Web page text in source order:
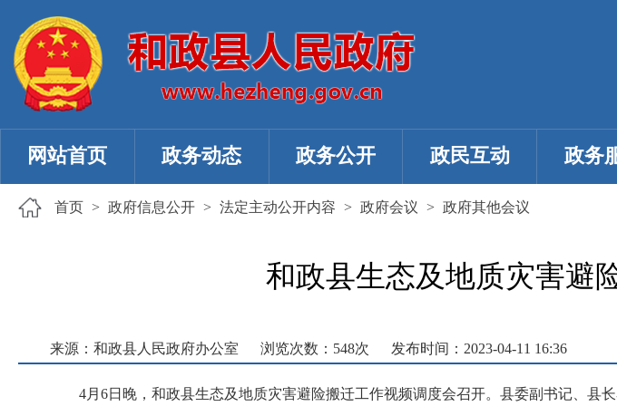
网站首页 政务动态 政务公开 政民互动 政务
首页 > 政府信息公开 > 法定主动公开内容 > 政府会议 > 政府其他会议
和政县生态及地质灾害避
来源：和政县人民政府办公室 浏览次数： 548次 发布时间：2023-04-11 16:36
4月6日晚，和政县生态及地质灾害避险搬迁工作视频调度会召开。县委副书记、